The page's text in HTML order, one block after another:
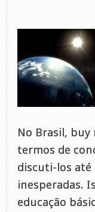
No Brasil, buy
termos de
discuti-los até
inesperadas.
educação